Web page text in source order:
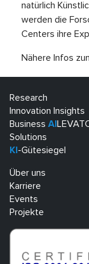
natürlich
werden die
Centers ihre
Nähere Infos
Research
Innovation Insights
Business AI
Solutions
KI -Gütesiegel
Über uns
Karriere
Events
Projekte